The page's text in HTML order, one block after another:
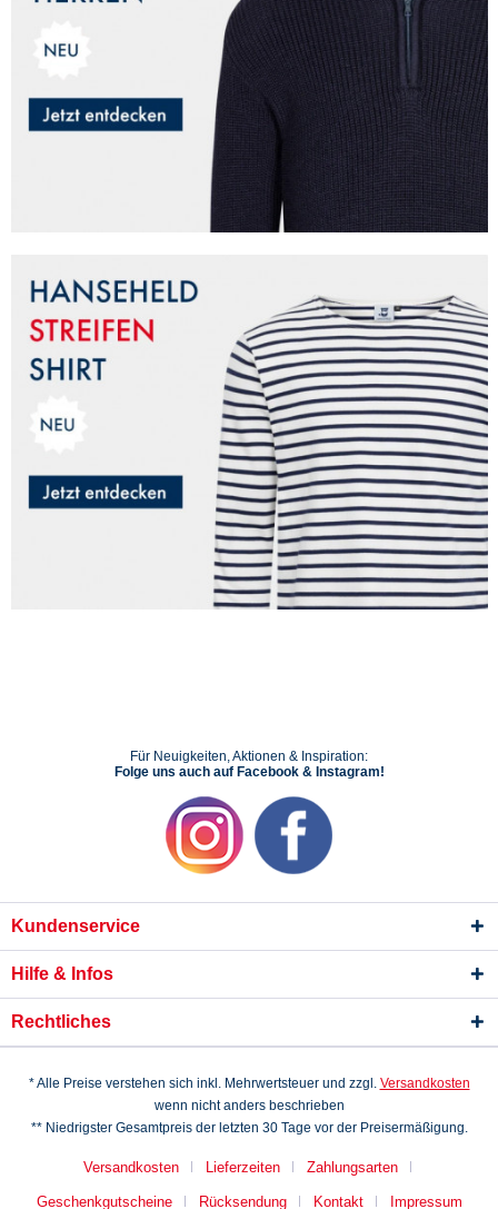
Für Neuigkeiten, Aktionen & Inspiration:
Folge uns auch auf Facebook & Instagram!
Kundenservice
Hilfe & Infos
Rechtliches
* Alle Preise verstehen sich inkl. Mehrwertsteuer und zzgl. Versandkosten
wenn nicht anders beschrieben
** Niedrigster Gesamtpreis der letzten 30 Tage vor der Preisermäßigung.
Versandkosten Lieferzeiten Zahlungsarten
Geschenkgutscheine Rücksendung Kontakt Impressum